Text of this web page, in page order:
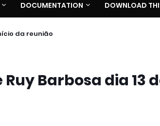
DOCUMENTATION DOWNLOAD
da reunião
Ruy Barbosa dia 13